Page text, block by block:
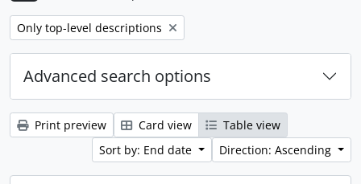
Remove filter:
Only top-level descriptions
Advanced search options
Print preview Card view
Table view
Sort by: End date
Direction: Ascending